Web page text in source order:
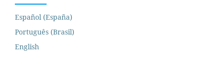
Español (España)
Português (Brasil)
English